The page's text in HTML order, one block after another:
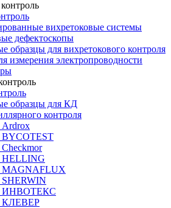
вихретоковые системы
дефектоскопы
образцы для вихретокового контроля
измерения электропроводности
образцы для КД
контроля
HELLING
MAGNAFLUX
ИНВОТЕКС
КЛЕВЕР